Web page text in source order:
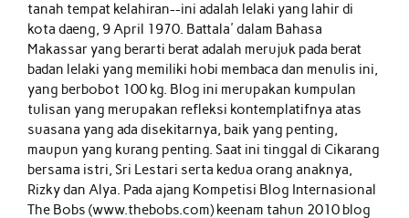
tanah tempat kelahiran--ini adalah lelaki yang lahir di
kota daeng, 9 April 1970. Battala' dalam Bahasa
Makassar yang berarti berat adalah merujuk pada berat
badan lelaki yang memiliki hobi membaca dan menulis ini,
yang berbobot 100 kg. Blog ini merupakan kumpulan
tulisan yang merupakan refleksi kontemplatifnya atas
suasana yang ada disekitarnya, baik yang penting,
maupun yang kurang penting. Saat ini tinggal di Cikarang
bersama istri, Sri Lestari serta kedua orang anaknya,
Rizky dan Alya. Pada ajang Kompetisi Blog Internasional
The Bobs (www.thebobs.com) keenam tahun 2010 blog